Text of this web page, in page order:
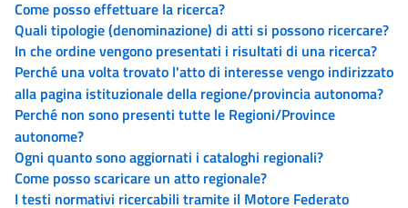
Come posso effettuare la ricerca?
Quali tipologie (denominazione) di atti si possono ricercare?
In che ordine vengono presentati i risultati di una ricerca?
Perché una volta trovato l'atto di interesse vengo indirizzato
alla pagina istituzionale della regione/provincia autonoma?
Perché non sono presenti tutte le Regioni/Province
autonome?
Ogni quanto sono aggiornati i cataloghi regionali?
Come posso scaricare un atto regionale?
I testi normativi ricercabili tramite il Motore Federato